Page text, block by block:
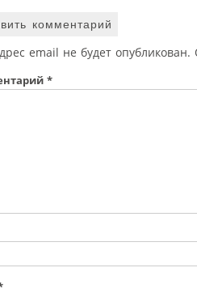
комментарий
email не будет опубликован.
*